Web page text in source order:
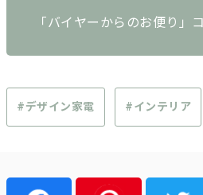
#デザイン家電 #インテリア
「バイヤーからのお便り」